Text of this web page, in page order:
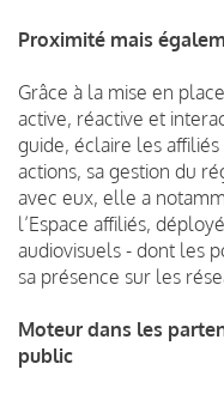
Proximité mais
Grâce à la mise en
active, réactive et
guide, éclaire les
actions, sa gestion du
avec eux, elle a
l’Espace affiliés,
audiovisuels - dont les
sa présence sur les
Moteur dans les
public